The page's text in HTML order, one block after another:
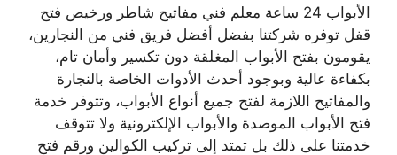
الأبواب 24 ساعة معلم فني مفاتيح شاطر ورخيص فتح
قفل توفره شركتنا بفضل أفضل فريق فني من النجارين،
يقومون بفتح الأبواب المغلقة دون تكسير وأمان تام،
بكفاءة عالية وبوجود أحدث الأدوات الخاصة بالنجارة
والمفاتيح اللازمة لفتح جميع أنواع الأبواب، وتتوفر خدمة
فتح الأبواب الموصدة والأبواب الإلكترونية ولا تتوقف
خدمتنا على ذلك بل تمتد إلى تركيب الكوالين ورقم فتح